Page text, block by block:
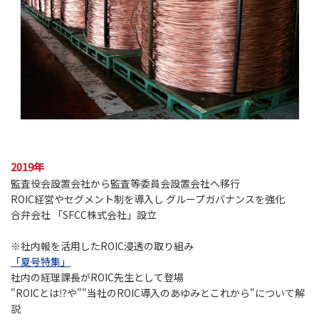
2019年
監査役会設置会社から監査等委員会設置会社へ移行
ROIC経営やセグメント制を導入し グループガバナンスを強化
合弁会社 「SFCC株式会社」設立
※社内報を活用したROIC浸透の取り組み
「夏号特集」
社内の経理課長がROIC先生として登場
"ROICとは⁉や""当社のROIC導入のあゆみとこれから"について解
説